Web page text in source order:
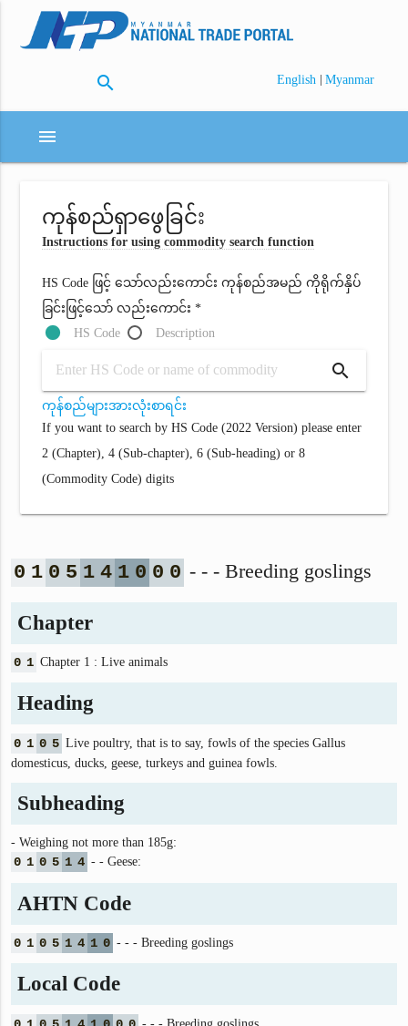
search English | Myanmar
menu
ကုန်စည်ရှာဖွေခြင်း
Instructions for using commodity search function
HS Code ဖြင့် သော်လည်းကောင်း ကုန်စည်အမည် ကိုရိုက်နှိပ်
ခြင်းဖြင့်သော် လည်းကောင်း *
HS Code
Description
search
ကုန်စည်များအားလုံးစာရင်း
If you want to search by HS Code (2022 Version) please enter
2 (Chapter), 4 (Sub-chapter), 6 (Sub-heading) or 8
(Commodity Code) digits
0 1 0 5 1 4 1 0 0 0 - - - Breeding goslings
Chapter
0 1 Chapter 1 : Live animals
Heading
0 1 0 5 Live poultry, that is to say, fowls of the species Gallus
domesticus, ducks, geese, turkeys and guinea fowls.
Subheading
- Weighing not more than 185g:
0 1 0 5 1 4 - - Geese:
AHTN Code
0 1 0 5 1 4 1 0 - - - Breeding goslings
Local Code
- - - Breeding goslings